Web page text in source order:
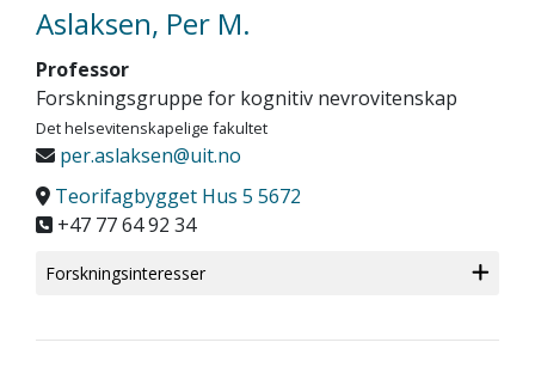
Aslaksen, Per M.
Professor
Forskningsgruppe for kognitiv nevrovitenskap
Det helsevitenskapelige fakultet
per.aslaksen@uit.no
Teorifagbygget Hus 5 5672
+47 77 64 92 34
Forskningsinteresser